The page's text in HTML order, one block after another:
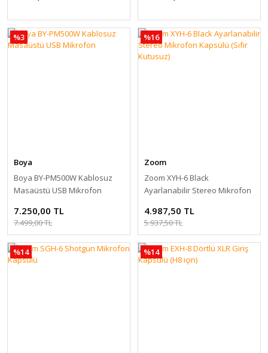
%3
Boya
Boya BY-PM500W Kablosuz
Masaüstü USB Mikrofon
7.250,00 TL
7.499,00 TL
%16
Zoom
Zoom XYH-6 Black
Ayarlanabilir Stereo Mikrofon
4.987,50 TL
5.937,50 TL
%14 %14